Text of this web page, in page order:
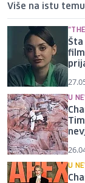
Više na istu temu
U
U